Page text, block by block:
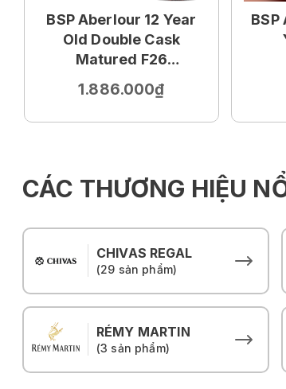
BSP Aberlour 12 Year
Old Double Cask
Matured F26
1.886.000₫
BSP
CÁC THƯƠNG HIỆU
CHIVAS REGAL
(29 sản phẩm)
RÉMY MARTIN
(3 sản phẩm)